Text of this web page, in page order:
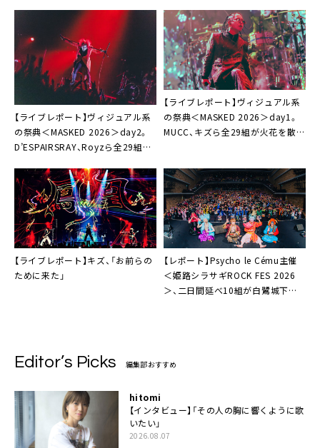
【ライブレポート】ヴィジュアル系
の祭典＜MASKED 2026＞day2。
D’ESPAIRSRAY、Royzら全29組が
刺そうぜ、MASKED！」
【ライブレポート】ヴィジュアル系
の祭典＜MASKED 2026＞day1。
MUCC、キズら全29組が火花を散ら
【ライブレポート】キズ、「お前らの
ために来た」
【レポート】Psycho le Cému主催
＜姫路シラサギROCK FES 2026
＞、二日間延べ10組が白鷺城下で
Editor’s Picks 編集部おすすめ
hitomi
【インタビュー】「その人の胸に響くように歌
いたい」
2026.08.07